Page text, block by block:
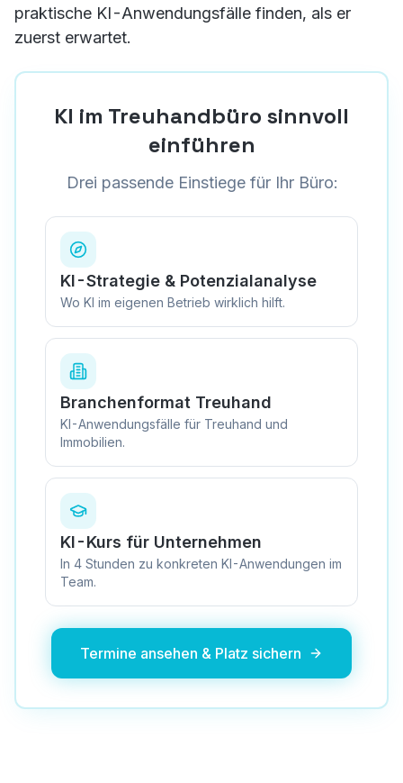
praktische KI-Anwendungsfälle finden, als er
zuerst erwartet.
KI im Treuhandbüro sinnvoll
einführen
Drei passende Einstiege für Ihr Büro:
KI-Strategie & Potenzialanalyse
Wo KI im eigenen Betrieb wirklich hilft.
Branchenformat Treuhand
KI-Anwendungsfälle für Treuhand und
Immobilien.
KI-Kurs für Unternehmen
In 4 Stunden zu konkreten KI-Anwendungen im
Team.
Termine ansehen & Platz sichern